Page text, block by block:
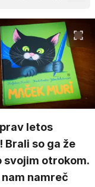
letos
Brali so ga že
svojim otrokom.
namreč